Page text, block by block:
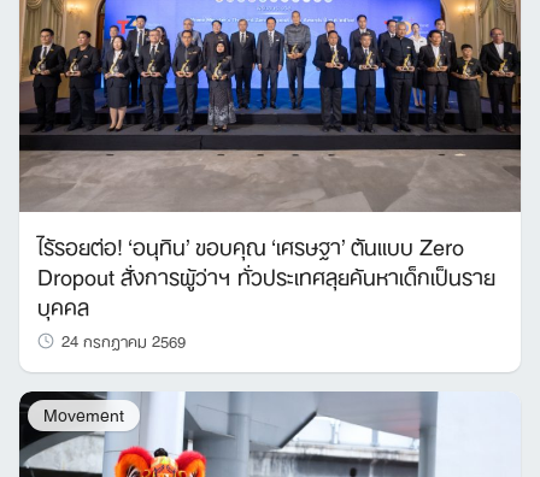
ไร้รอยต่อ! ‘อนุทิน’ ขอบคุณ ‘เศรษฐา’ ต้นแบบ Zero
Dropout สั่งการผู้ว่าฯ ทั่วประเทศลุยค้นหาเด็กเป็นราย
บุคคล
24 กรกฎาคม 2569
Movement